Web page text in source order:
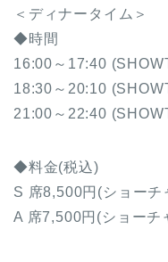
＜ディナータイム＞
◆時間
16:00～17:40
18:30～20:10
21:00～22:40
◆料金(税込)
S 席8,500円(ショーチ
A 席7,500円(ショーチ